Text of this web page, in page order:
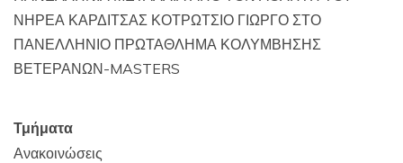
ΝΗΡΕΑ ΚΑΡΔΙΤΣΑΣ ΚΟΤΡΩΤΣΙΟ ΓΙΩΡΓΟ ΣΤΟ
ΠΑΝΕΛΛΗΝΙΟ ΠΡΩΤΑΘΛΗΜΑ ΚΟΛΥΜΒΗΣΗΣ
ΒΕΤΕΡΑΝΩΝ-MASTERS
Τμήματα
Ανακοινώσεις